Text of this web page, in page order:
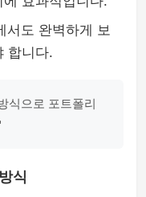
서도 완벽하게 보
합니다.
식으로 포트폴리
식